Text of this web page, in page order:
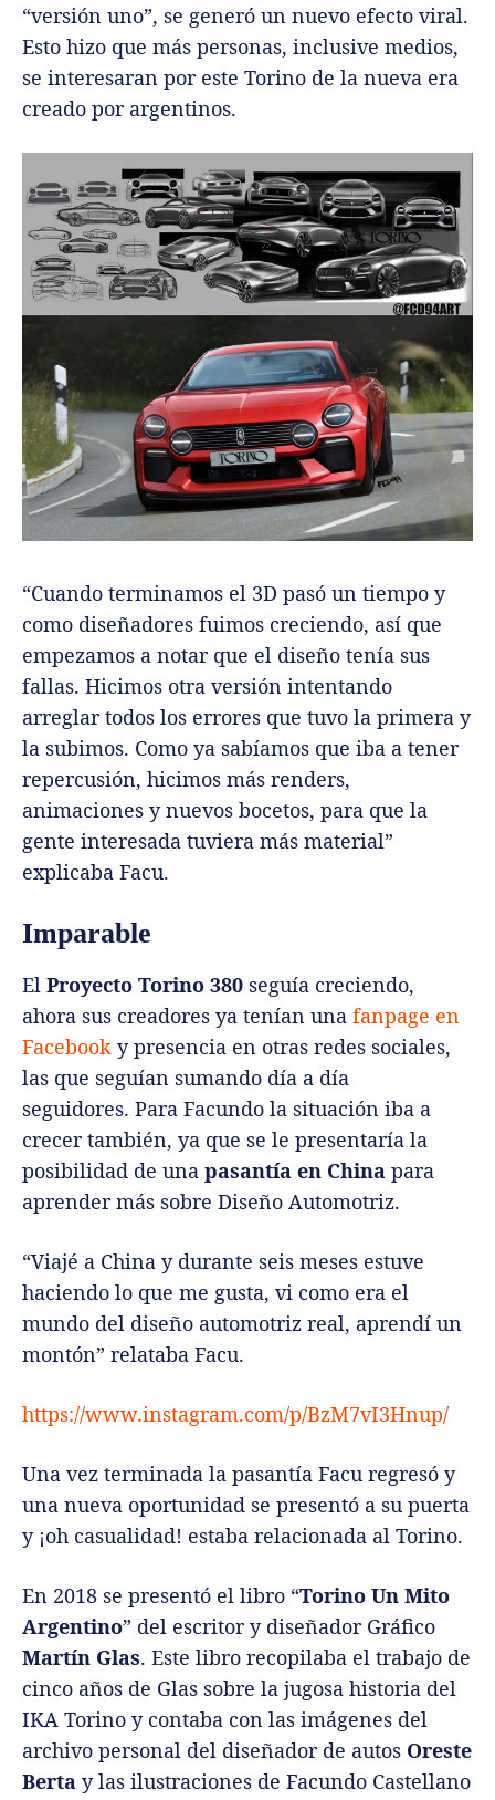
“versión uno”, se generó un nuevo efecto viral.
Esto hizo que más personas, inclusive medios,
se interesaran por este Torino de la nueva era
creado por argentinos.
“Cuando terminamos el 3D pasó un tiempo y
como diseñadores fuimos creciendo, así que
empezamos a notar que el diseño tenía sus
fallas. Hicimos otra versión intentando
arreglar todos los errores que tuvo la primera y
la subimos. Como ya sabíamos que iba a tener
repercusión, hicimos más renders,
animaciones y nuevos bocetos, para que la
gente interesada tuviera más material”
explicaba Facu.
Imparable
El Proyecto Torino 380 seguía creciendo,
ahora sus creadores ya tenían una fanpage en
Facebook y presencia en otras redes sociales,
las que seguían sumando día a día
seguidores. Para Facundo la situación iba a
crecer también, ya que se le presentaría la
posibilidad de una pasantía en China para
aprender más sobre Diseño Automotriz.
“Viajé a China y durante seis meses estuve
haciendo lo que me gusta, vi como era el
mundo del diseño automotriz real, aprendí un
montón” relataba Facu.
https://www.instagram.com/p/BzM7vI3Hnup/
Una vez terminada la pasantía Facu regresó y
una nueva oportunidad se presentó a su puerta
y ¡oh casualidad! estaba relacionada al Torino.
En 2018 se presentó el libro “Torino Un Mito
Argentino” del escritor y diseñador Gráfico
Martín Glas. Este libro recopilaba el trabajo de
cinco años de Glas sobre la jugosa historia del
IKA Torino y contaba con las imágenes del
archivo personal del diseñador de autos Oreste
Berta y las ilustraciones de Facundo Castellano